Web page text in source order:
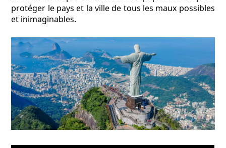
protéger le pays et la ville de tous les maux possibles
et inimaginables.